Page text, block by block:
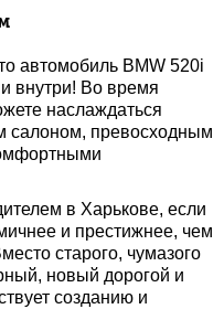
автомобиль BMW 520i
внутри! Во время
наслаждаться
салоном, превосходным
в Харькове, если
и престижнее, чем
старого, чумазого
новый дорогой и
созданию и